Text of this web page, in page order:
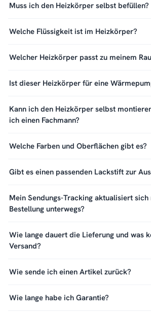
Muss ich den Heizkörper selbst befüllen?
Welche Flüssigkeit ist im Heizkörper?
Welcher Heizkörper passt zu meinem
Ist dieser Heizkörper für eine
Kann ich den Heizkörper selbst
ich einen Fachmann?
Welche Farben und Oberflächen gibt es?
Gibt es einen passenden Lackstift zur
Mein Sendungs-Tracking aktualisiert
Bestellung unterwegs?
Wie lange dauert die Lieferung und was
Versand?
Wie sende ich einen Artikel zurück?
Wie lange habe ich Garantie?